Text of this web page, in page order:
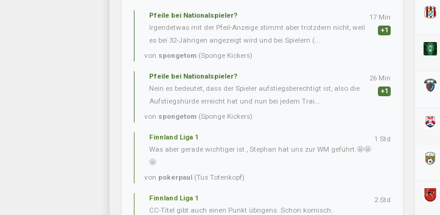
Pfeile bei Nationalspieler?
Irgendetwas mit der Pfeil-Anzeige stimmt aber trotzdem nicht, weil
es bei 32-Jährigen angezeigt wird und bei Spielern (...
von spongetom (Sponge Kickers)
17 Min
+1
Pfeile bei Nationalspieler?
Nein es bedeutet, dass der Spieler aufstiegsberechtigt ist, also die
Aufstiegshürde erreicht hat und nun bei jedem Trai...
von spongetom (Sponge Kickers)
26 Min
+1
Finnland Liga 1
Was aber gerade wichtiger ist , Stephan hat uns zur WM geführt.🤩🤩
🤩
von pokerpaul (Tus Totenkopf)
1 Std
Finnland Liga 1
CC-Titel gibt auch einen Punkt übrigens. Schon komisch.
2 Std